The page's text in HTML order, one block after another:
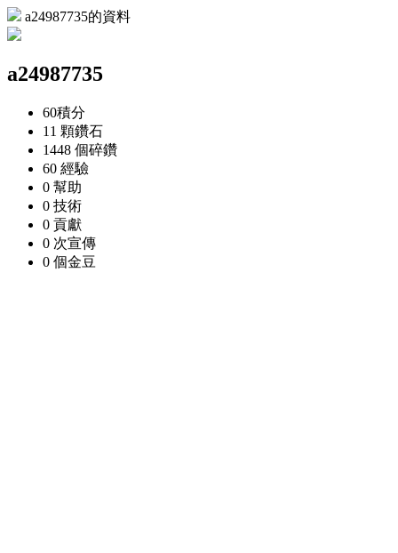
a24987735的資料
a24987735
60積分
11 顆鑽石
1448 個碎鑽
60 經驗
0 幫助
0 技術
0 貢獻
0 次宣傳
0 個金豆